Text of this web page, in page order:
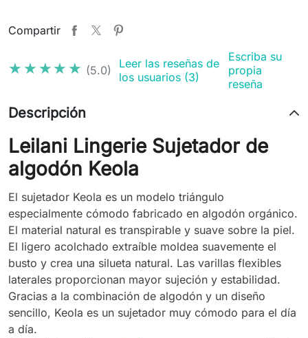
Compartir
★★★★★
★★★★★ (5.0)
Leer las reseñas de
los usuarios (3)
Escriba su
propia
reseña
Descripción
Leilani Lingerie Sujetador de
algodón Keola
El sujetador Keola es un modelo triángulo
especialmente cómodo fabricado en algodón orgánico.
El material natural es transpirable y suave sobre la piel.
El ligero acolchado extraíble moldea suavemente el
busto y crea una silueta natural. Las varillas flexibles
laterales proporcionan mayor sujeción y estabilidad.
Gracias a la combinación de algodón y un diseño
sencillo, Keola es un sujetador muy cómodo para el día
a día.